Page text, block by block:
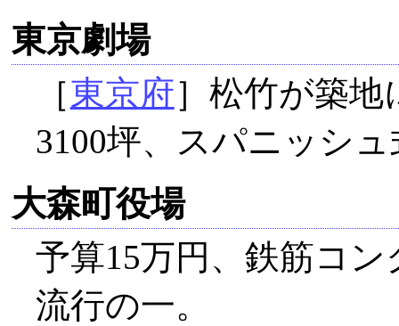
東京劇場
［東京府］松竹が築地
3100坪、スパニッシ
大森町役場
予算15万円、鉄筋コ
流行の一。